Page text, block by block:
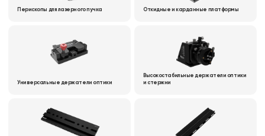
Перископы для лазерного пучка Откидные и карданные платформы
Универсальные держатели оптики
Высокостабильные держатели оптики
и стержни